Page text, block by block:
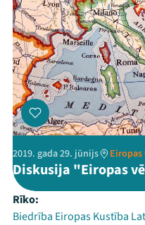
2019. gada 29. jūnijs
Diskusija "Eiropas
Rīko:
Biedrība Eiropas Kustība